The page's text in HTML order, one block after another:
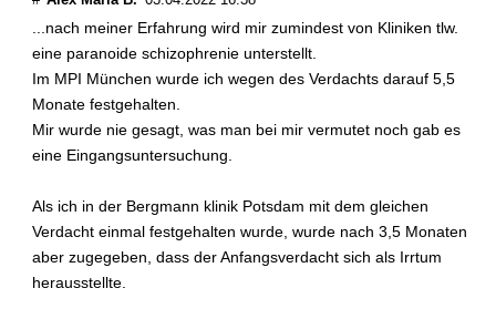
...nach meiner Erfahrung wird mir zumindest von Kliniken tlw.
eine paranoide schizophrenie unterstellt.
Im MPI München wurde ich wegen des Verdachts darauf 5,5
Monate festgehalten.
Mir wurde nie gesagt, was man bei mir vermutet noch gab es
eine Eingangsuntersuchung.
Als ich in der Bergmann klinik Potsdam mit dem gleichen
Verdacht einmal festgehalten wurde, wurde nach 3,5 Monaten
aber zugegeben, dass der Anfangsverdacht sich als Irrtum
herausstellte.